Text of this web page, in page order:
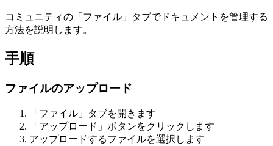
コミュニティの「ファイル」タブでドキュメントを管理する
方法を説明します。
手順
ファイルのアップロード
「ファイル」タブを開きます
「アップロード」ボタンをクリックします
アップロードするファイルを選択します